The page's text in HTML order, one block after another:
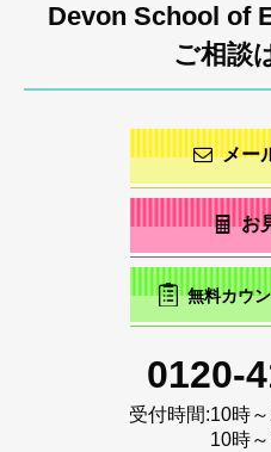
Devon School of
ご相談
メー
お
無料カウ
0120-
受付時間:10時
10時